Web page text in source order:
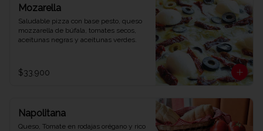
Mozarella
Saludable pizza con base pesto, queso
mozzarella de búfala, tomates secos,
aceitunas negras y aceitunas verdes.
$33.900
Napolitana
Queso, Tomate en rodajas orégano y rico